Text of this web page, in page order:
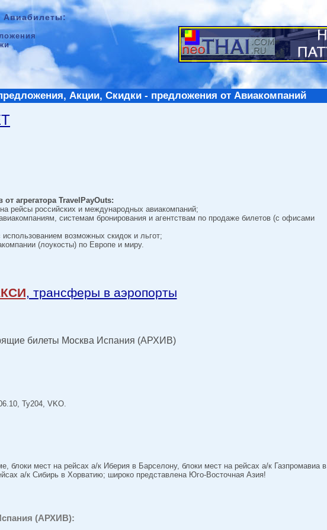
Акции, Скидки - предложения от Авиакомпаний
агрегатора TravelPayOuts:
рейсы российских и международных авиакомпаний;
системам бронирования и агентствам по продаже билетов (с офисами
возможных скидок и льгот;
(лоукосты) по Европе и миру.
, трансферы в аэропорты
билеты Москва Испания (АРХИВ)
Ту204, VKO.
блоки мест на рейсах а/к Иберия в Барселону, блоки мест на рейсах а/к Газпромавиа в
а/к Сибирь в Хорватию; широко представлена Юго-Восточная Азия!
(АРХИВ):